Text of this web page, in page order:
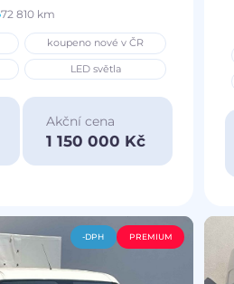
72 810 km
koupeno nové v ČR
LED světla
Akční cena
1 150 000 Kč
-DPH PREMIUM